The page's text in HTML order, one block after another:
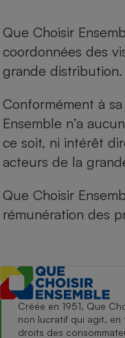
Que Choisir
coordonnées des
grande distribution.
Conformément à
Ensemble n’a
ce soit, ni intérêt
acteurs de la
Que Choisir
rémunération des
Créée en 1951, Que
non lucratif qui agit,
droits des